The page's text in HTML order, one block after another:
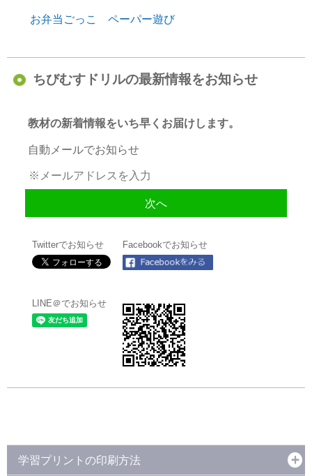
お弁当ごっこ ペーパー遊び
ちびむすドリルの最新情報をお知らせ
教材の新着情報をいち早くお届けします。
自動メールでお知らせ
Twitterでお知らせ Facebookでお知らせ
LINE＠でお知らせ
学習プリントの印刷方法